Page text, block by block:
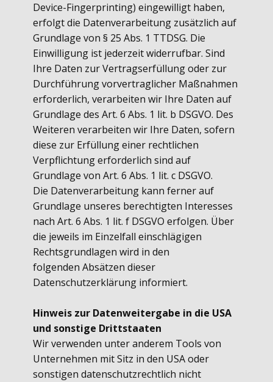
Device-Fingerprinting) eingewilligt haben,
erfolgt die Datenverarbeitung zusätzlich auf
Grundlage von § 25 Abs. 1 TTDSG. Die
Einwilligung ist jederzeit widerrufbar. Sind
Ihre Daten zur Vertragserfüllung oder zur
Durchführung vorvertraglicher Maßnahmen
erforderlich, verarbeiten wir Ihre Daten auf
Grundlage des Art. 6 Abs. 1 lit. b DSGVO. Des
Weiteren verarbeiten wir Ihre Daten, sofern
diese zur Erfüllung einer rechtlichen
Verpflichtung erforderlich sind auf
Grundlage von Art. 6 Abs. 1 lit. c DSGVO.
Die Datenverarbeitung kann ferner auf
Grundlage unseres berechtigten Interesses
nach Art. 6 Abs. 1 lit. f DSGVO erfolgen. Über
die jeweils im Einzelfall einschlägigen
Rechtsgrundlagen wird in den
folgenden Absätzen dieser
Datenschutzerklärung informiert.
Hinweis zur Datenweitergabe in die USA
und sonstige Drittstaaten
Wir verwenden unter anderem Tools von
Unternehmen mit Sitz in den USA oder
sonstigen datenschutzrechtlich nicht